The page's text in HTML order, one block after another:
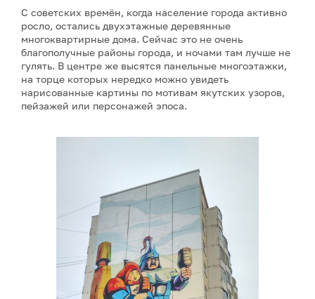
С советских времён, когда население города активно
росло, остались двухэтажные деревянные
многоквартирные дома. Сейчас это не очень
благополучные районы города, и ночами там лучше не
гулять. В центре же высятся панельные многоэтажки,
на торце которых нередко можно увидеть
нарисованные картины по мотивам якутских узоров,
пейзажей или персонажей эпоса.